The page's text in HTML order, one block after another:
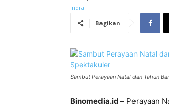
Bagikan
Sambut Perayaan Natal dan Tahun
Binomedia.id – Perayaan